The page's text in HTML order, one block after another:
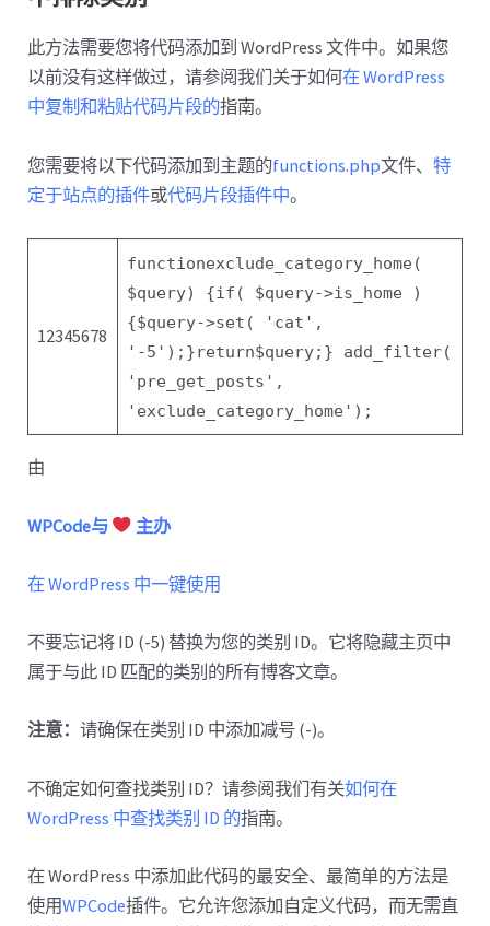
此方法需要您将代码添加到 WordPress 文件中。如果您
以前没有这样做过，请参阅我们关于如何在 WordPress
中复制和粘贴代码片段的指南。
您需要将以下代码添加到主题的functions.php文件、特
定于站点的插件或代码片段插件中。
12345678
functionexclude_category_home(
$query) {if ( $query->is_home )
{$query->set( 'cat' ,
'-5' ); }return$query; }
add_filter(
'pre_get_posts' ,
'exclude_category_home' );
由
WPCode与 主办
在 WordPress 中一键使用
不要忘记将 ID (-5) 替换为您的类别 ID。它将隐藏主页中
属于与此 ID 匹配的类别的所有博客文章。
注意：请确保在类别 ID 中添加减号 (-)。
不确定如何查找类别 ID？请参阅我们有关如何在
WordPress 中查找类别 ID 的指南。
在 WordPress 中添加此代码的最安全、最简单的方法是
使用WPCode插件。它允许您添加自定义代码，而无需直